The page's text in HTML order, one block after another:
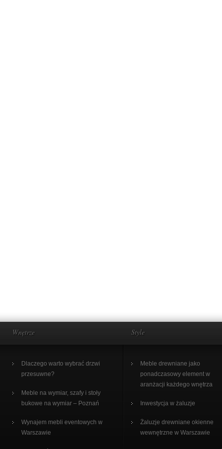
Wnętrze
Dlaczego warto wybrać drzwi
przesuwne?
Meble na wymiar, szafy i stoły
bukowe na wymiar – Poznań
Wynajem mebli eventowych w
Warszawie
Style
Meble drewniane jako
ponadczasowy element w
aranżacji każdego wnętrza
Inwestycja w żaluzje
Żaluzje drewniane okienne
wewnętrzne w Warszawie